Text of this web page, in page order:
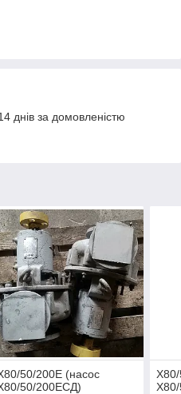
днів за домовленістю
50/200Е (насос
50/200ЕСД)